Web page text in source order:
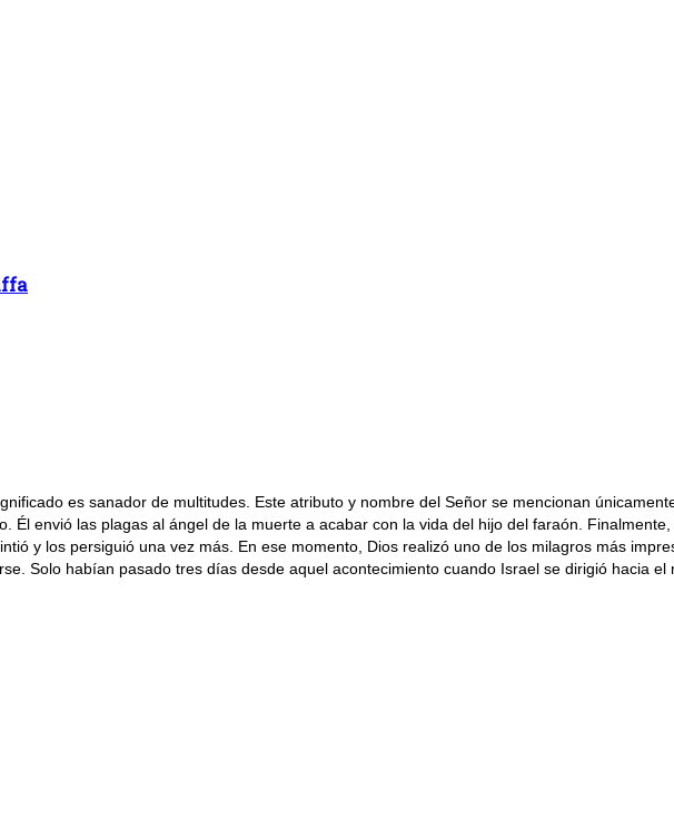
es sanador de multitudes. Este atributo y nombre del Señor se mencionan
Él envió las plagas al ángel de la muerte a acabar con la vida del hijo del faraón.
y los persiguió una vez más. En ese momento, Dios realizó uno de los milagros más
Solo habían pasado tres días desde aquel acontecimiento cuando Israel se dirigió hacia